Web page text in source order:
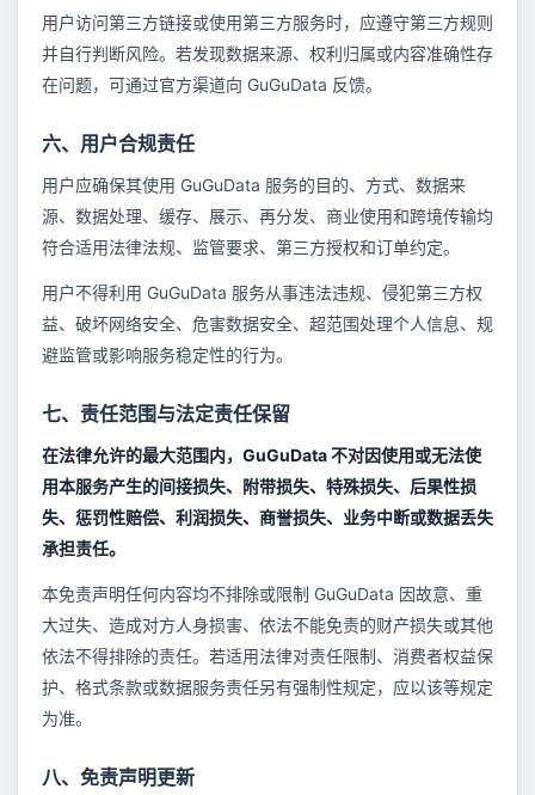
用户访问第三方链接或使用第三方服务时，应遵守第三方规则
并自行判断风险。若发现数据来源、权利归属或内容准确性存
在问题，可通过官方渠道向 GuGuData 反馈。
六、用户合规责任
用户应确保其使用 GuGuData 服务的目的、方式、数据来
源、数据处理、缓存、展示、再分发、商业使用和跨境传输均
符合适用法律法规、监管要求、第三方授权和订单约定。
用户不得利用 GuGuData 服务从事违法违规、侵犯第三方权
益、破坏网络安全、危害数据安全、超范围处理个人信息、规
避监管或影响服务稳定性的行为。
七、责任范围与法定责任保留
在法律允许的最大范围内，GuGuData 不对因使用或无法使
用本服务产生的间接损失、附带损失、特殊损失、后果性损
失、惩罚性赔偿、利润损失、商誉损失、业务中断或数据丢失
承担责任。
本免责声明任何内容均不排除或限制 GuGuData 因故意、重
大过失、造成对方人身损害、依法不能免责的财产损失或其他
依法不得排除的责任。若适用法律对责任限制、消费者权益保
护、格式条款或数据服务责任另有强制性规定，应以该等规定
为准。
八、免责声明更新